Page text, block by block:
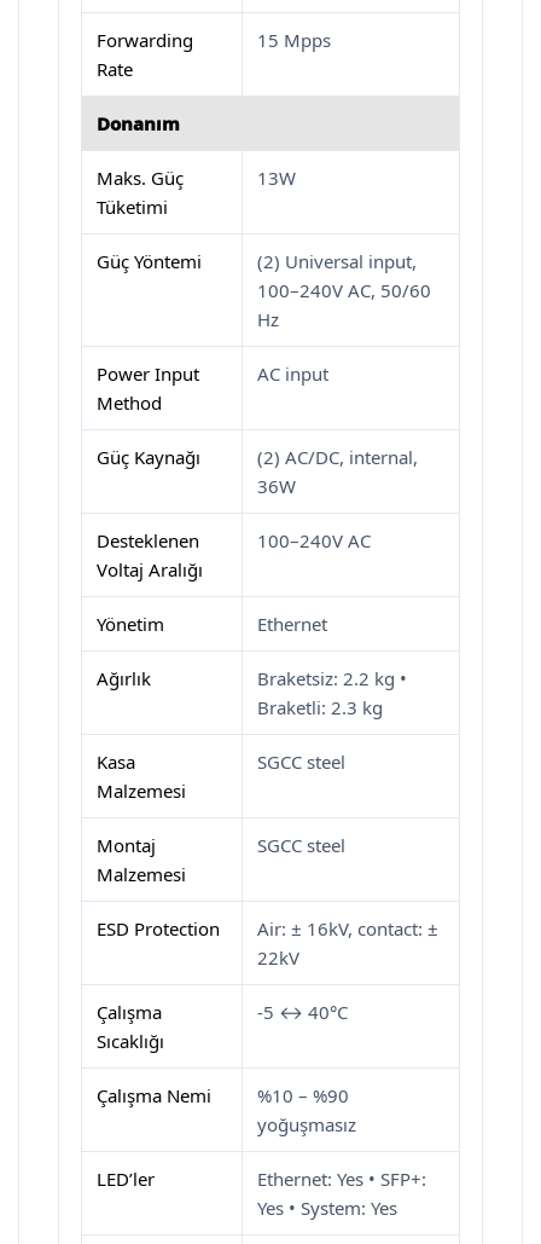
Forwarding
Rate
15 Mpps
Donanım
Maks. Güç
Tüketimi
13W
Güç Yöntemi
(2) Universal input,
100–240V AC, 50/60
Hz
Power Input
Method
AC input
Güç Kaynağı
(2) AC/DC, internal,
36W
Desteklenen
Voltaj Aralığı
100–240V AC
Yönetim Ethernet
Ağırlık
Braketsiz: 2.2 kg •
Braketli: 2.3 kg
Kasa
Malzemesi
SGCC steel
Montaj
Malzemesi
SGCC steel
ESD Protection
Air: ± 16kV, contact: ±
22kV
Çalışma
Sıcaklığı
-5 ↔ 40°C
Çalışma Nemi
%10 – %90
yoğuşmasız
LED’ler
Ethernet: Yes • SFP+:
Yes • System: Yes